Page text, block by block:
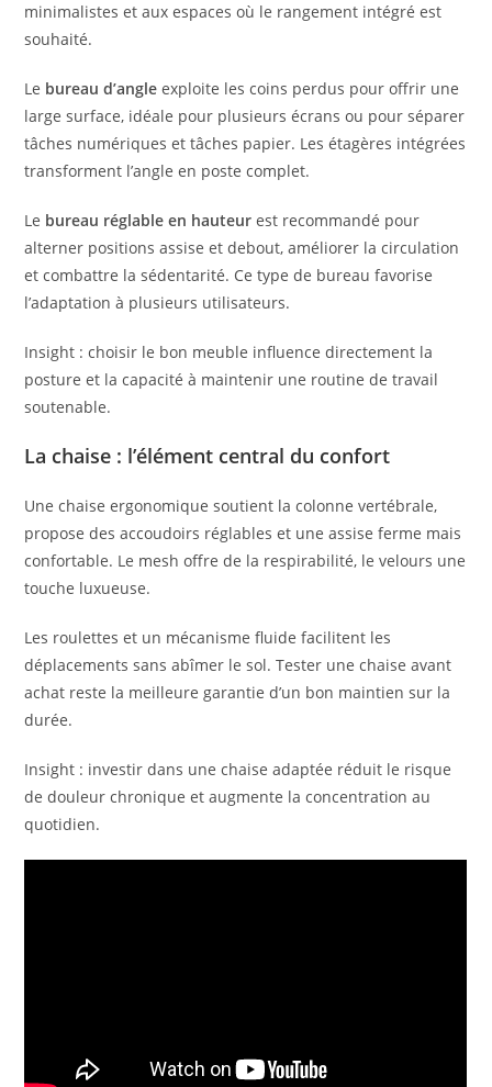
minimalistes et aux espaces où le rangement intégré est
souhaité.
Le bureau d’angle exploite les coins perdus pour offrir une
large surface, idéale pour plusieurs écrans ou pour séparer
tâches numériques et tâches papier. Les étagères intégrées
transforment l’angle en poste complet.
Le bureau réglable en hauteur est recommandé pour
alterner positions assise et debout, améliorer la circulation
et combattre la sédentarité. Ce type de bureau favorise
l’adaptation à plusieurs utilisateurs.
Insight : choisir le bon meuble influence directement la
posture et la capacité à maintenir une routine de travail
soutenable.
La chaise : l’élément central du confort
Une chaise ergonomique soutient la colonne vertébrale,
propose des accoudoirs réglables et une assise ferme mais
confortable. Le mesh offre de la respirabilité, le velours une
touche luxueuse.
Les roulettes et un mécanisme fluide facilitent les
déplacements sans abîmer le sol. Tester une chaise avant
achat reste la meilleure garantie d’un bon maintien sur la
durée.
Insight : investir dans une chaise adaptée réduit le risque
de douleur chronique et augmente la concentration au
quotidien.